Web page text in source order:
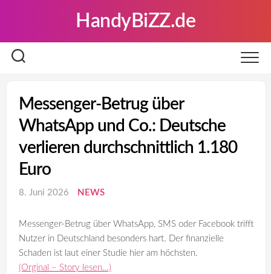
HandyBiZZ.de
Messenger-Betrug über
WhatsApp und Co.: Deutsche
verlieren durchschnittlich 1.180
Euro
8. Juni 2026 NEWS
Messenger-Betrug über WhatsApp, SMS oder Facebook trifft
Nutzer in Deutschland besonders hart. Der finanzielle
Schaden ist laut einer Studie hier am höchsten.
(Orginal – Story lesen…)